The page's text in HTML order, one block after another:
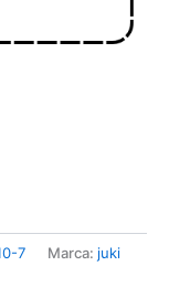
7 Marca: juki